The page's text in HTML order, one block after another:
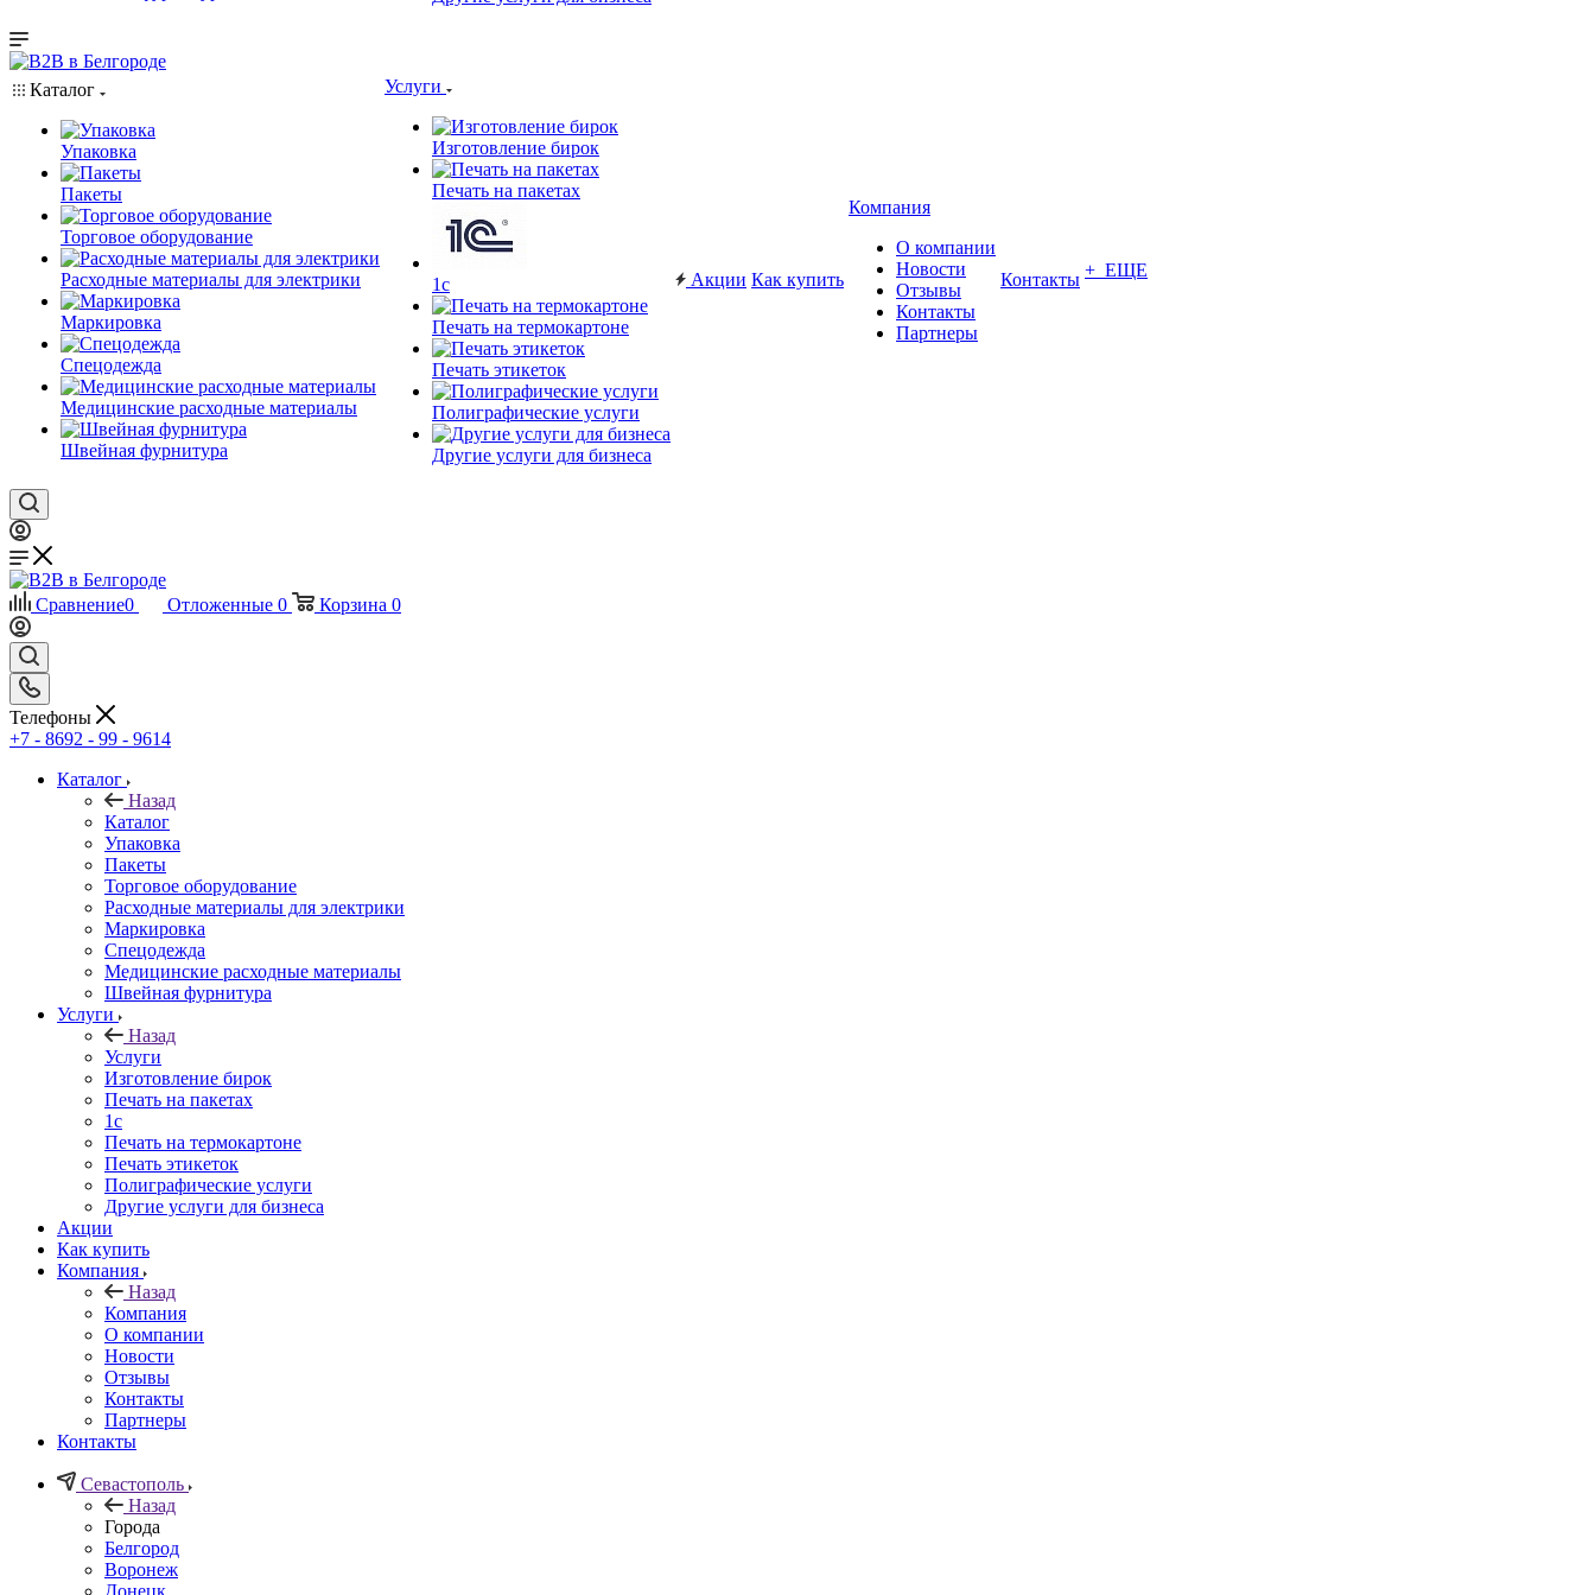
Каталог
Упаковка
Пакеты
Торговое оборудование
Расходные материалы для электрики
Маркировка
Спецодежда
Медицинские расходные материалы
Швейная фурнитура
Услуги
Изготовление бирок
Печать на пакетах
1c
Печать на термокартоне
Печать этикеток
Полиграфические услуги
Другие услуги для бизнеса
Акции Как купить
Компания
О компании
Новости
Отзывы
Контакты
Партнеры
Контакты + ЕЩЕ
Сравнение0 Отложенные 0 Корзина 0
Телефоны
+7 - 8692 - 99 - 9614
Каталог
Назад
Каталог
Упаковка
Пакеты
Торговое оборудование
Расходные материалы для электрики
Маркировка
Спецодежда
Медицинские расходные материалы
Швейная фурнитура
Услуги
Назад
Услуги
Изготовление бирок
Печать на пакетах
1c
Печать на термокартоне
Печать этикеток
Полиграфические услуги
Другие услуги для бизнеса
Акции
Как купить
Компания
Назад
Компания
О компании
Новости
Отзывы
Контакты
Партнеры
Контакты
Севастополь
Назад
Города
Белгород
Воронеж
Донецк